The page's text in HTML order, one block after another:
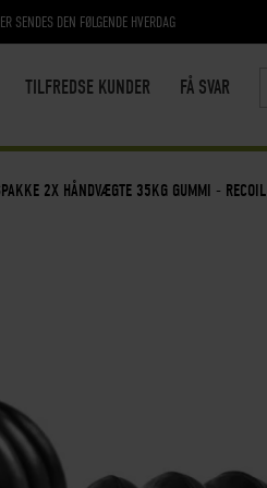
SENDES DEN FØLGENDE HVERDAG
TILFREDSE KUNDER FÅ SVAR
2X HÅNDVÆGTE 35KG GUMMI - RECOIL